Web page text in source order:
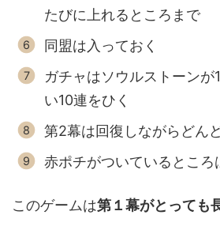
たびに上れるところまで
同盟は入っておく
ガチャはソウルストーン
い10連をひく
第2幕は回復しながらどん
赤ポチがついているところ
このゲームは第１幕がとっても